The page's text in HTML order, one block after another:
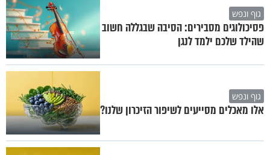
גוף ונפש
פסיכולוגים מסבירים: הסיבה שבגללה חשוב
שהילד שלכם ילמד לנגן
גוף ונפש
אלו מאכלים מסייעים לשיפור הזיכרון שלנו?